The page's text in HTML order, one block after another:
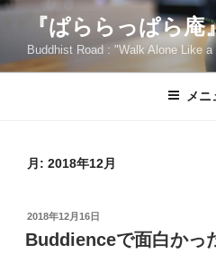
コ
ン
『ぱららっぱら庵
Buddhist Road : "Walk Alone Like
メニ
月: 2018年12月
投
稿
日:
2018年12月16日
Buddienceで面白かっ